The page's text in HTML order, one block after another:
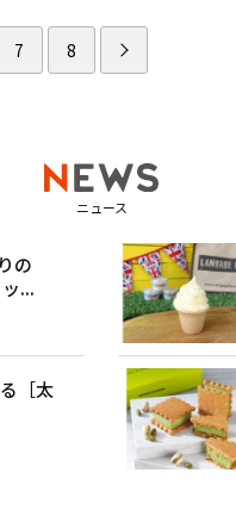
7 8
ニュース
の
...
［太